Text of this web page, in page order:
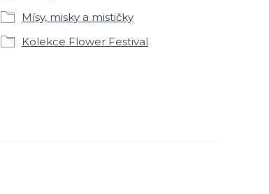
Mísy, misky a mističky
Kolekce Flower Festival